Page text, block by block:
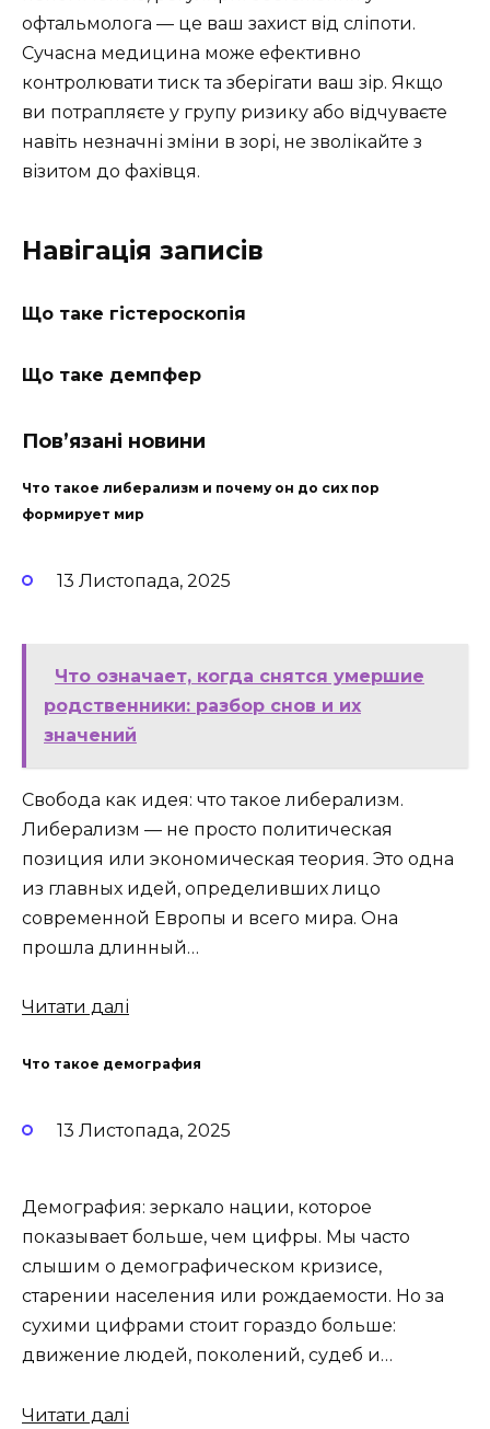
офтальмолога — це ваш захист від сліпоти.
Сучасна медицина може ефективно
контролювати тиск та зберігати ваш зір. Якщо
ви потрапляєте у групу ризику або відчуваєте
навіть незначні зміни в зорі, не зволікайте з
візитом до фахівця.
Навігація записів
Що таке гістероскопія
Що таке демпфер
Пов’язані новини
Что такое либерализм и почему он до сих пор
формирует мир
13 Листопада, 2025
Что означает, когда снятся умершие
родственники: разбор снов и их
значений
Свобода как идея: что такое либерализм.
Либерализм — не просто политическая
позиция или экономическая теория. Это одна
из главных идей, определивших лицо
современной Европы и всего мира. Она
прошла длинный…
Читати далі
Что такое демография
13 Листопада, 2025
Демография: зеркало нации, которое
показывает больше, чем цифры. Мы часто
слышим о демографическом кризисе,
старении населения или рождаемости. Но за
сухими цифрами стоит гораздо больше:
движение людей, поколений, судеб и…
Читати далі